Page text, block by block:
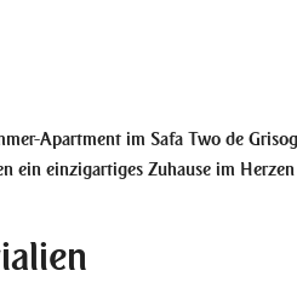
Apartment im Safa Two de
einzigartiges Zuhause im